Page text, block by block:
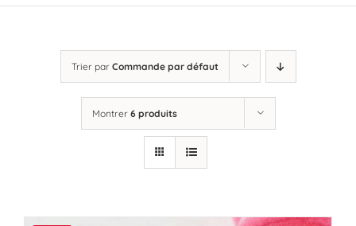
Trier par Commande par défaut
Montrer 6 produits